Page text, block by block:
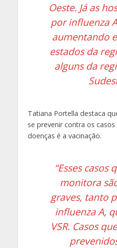
Oeste. Já as
por influenza
aumentando
estados da
alguns da
Tatiana Portella destaca
se prevenir contra os
doenças é a vacinação.
“Esses casos
monitora
graves, tanto
influenza A,
VSR. Casos